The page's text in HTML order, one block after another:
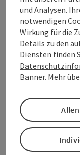
Führung in der
Indivudelle
möglich.
Kontakt
und Analysen.
notwendigen
Wirkung für die
Details zu den
Diensten finden
Banner. Mehr